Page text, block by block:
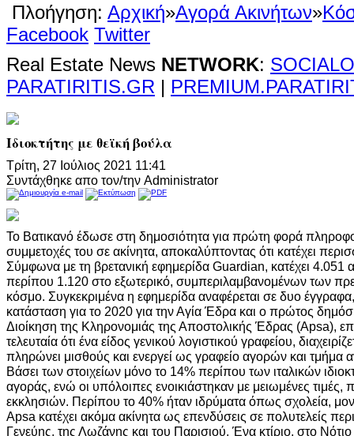
Πλοήγηση: Αρχική»Αγορά Ακινήτων»
Facebook Twitter
Real Estate News NETWORK:
PARATIRITIS.GR |
Ιδιοκτήτης με θεϊκή βούλα
Τρίτη, 27 Ιούλιος 2021 11:41
Συντάχθηκε απο τον/την Administrator
Το Βατικανό έδωσε στη δημοσιότητα για πρώτη φορά
συμμετοχές του σε ακίνητα, αποκαλύπτοντας ότι κατέχει
Σύμφωνα με τη βρετανική εφημερίδα Guardian, κατέχει 4.051
περίπου 1.120 στο εξωτερικό, συμπεριλαμβανομένων των
κόσμο. Συγκεκριμένα η εφημερίδα αναφέρεται σε δυο
κατάσταση για το 2020 για την Αγία Έδρα και ο πρώτος
Διοίκηση της Κληρονομιάς της Αποστολικής Έδρας (Apsa),
τελευταία ότι ένα είδος γενικού λογιστικού γραφείου,
πληρώνει μισθούς και ενεργεί ως γραφείο αγορών και τμήμα
Βάσει των στοιχείων μόνο το 14% περίπου των ιταλικών
αγοράς, ενώ οι υπόλοιπες ενοικιάστηκαν με μειωμένες
εκκλησιών. Περίπου το 40% ήταν ιδρύματα όπως σχολεία,
Apsa κατέχει ακόμα ακίνητα ως επενδύσεις σε πολυτελείς
Γενεύης, της Λωζάνης και του Παρισιού. Ένα κτίριο, στο